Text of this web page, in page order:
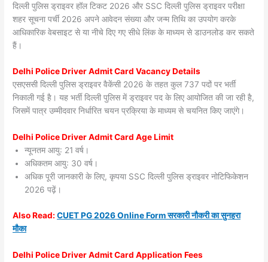
दिल्ली पुलिस ड्राइवर हॉल टिकट 2026 और SSC दिल्ली पुलिस ड्राइवर परीक्षा
शहर सूचना पर्ची 2026 अपने आवेदन संख्या और जन्म तिथि का उपयोग करके
आधिकारिक वेबसाइट से या नीचे दिए गए सीधे लिंक के माध्यम से डाउनलोड कर सकते
हैं।
Delhi Police Driver Admit Card Vacancy Details
एसएससी दिल्ली पुलिस ड्राइवर वैकेंसी 2026 के तहत कुल 737 पदों पर भर्ती
निकाली गई है। यह भर्ती दिल्ली पुलिस में ड्राइवर पद के लिए आयोजित की जा रही है,
जिसमें पात्र उम्मीदवार निर्धारित चयन प्रक्रिया के माध्यम से चयनित किए जाएंगे।
Delhi Police Driver Admit Card Age Limit
न्यूनतम आयु: 21 वर्ष।
अधिकतम आयु: 30 वर्ष।
अधिक पूरी जानकारी के लिए, कृपया SSC दिल्ली पुलिस ड्राइवर नोटिफिकेशन
2026 पढ़ें।
AlsoRead:CUET PG 2026 Online Form सरकारी नौकरी का सुनहरा
मौका
Delhi Police Driver Admit Card Application Fees